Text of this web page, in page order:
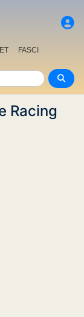
FASCI
Racing